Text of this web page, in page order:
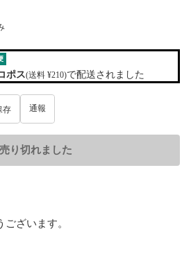
ポス(送料 ¥210)で配送されました
存 通報
売り切れました
ざいます。